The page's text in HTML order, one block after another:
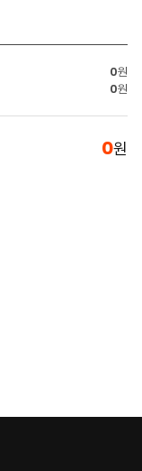
0원
0원
0원